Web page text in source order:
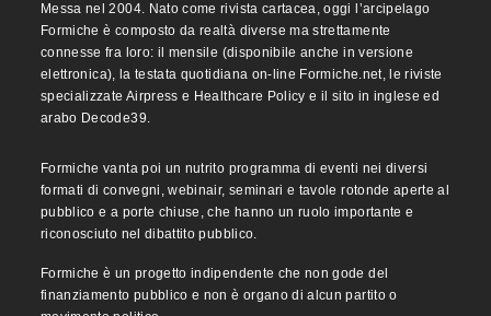
Messa nel 2004. Nato come rivista cartacea, oggi l’arcipelago
Formiche è composto da realtà diverse ma strettamente
connesse fra loro: il mensile (disponibile anche in versione
elettronica), la testata quotidiana on-line Formiche.net, le riviste
specializzate Airpress e Healthcare Policy e il sito in inglese ed
arabo Decode39.
Formiche vanta poi un nutrito programma di eventi nei diversi
formati di convegni, webinair, seminari e tavole rotonde aperte al
pubblico e a porte chiuse, che hanno un ruolo importante e
riconosciuto nel dibattito pubblico.
Formiche è un progetto indipendente che non gode del
finanziamento pubblico e non è organo di alcun partito o